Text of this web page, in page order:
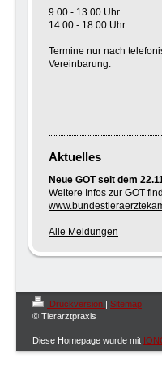
9.00 - 13.00 Uhr
14.00 - 18.00 Uhr
Termine nur nach
Vereinbarung.
Aktuelles
Neue GOT seit dem
Weitere Infos zur GOT
Alle Meldungen
Druckversion | Sitemap
© Tierarztpraxis
Diese Homepage wurde mit